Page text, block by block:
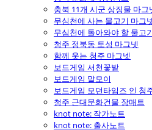
충북 11개 시군 상징물 마그
무심천에 사는 물고기 마그
무심천에 돌아와야 할 물고
청주 정북동 토성 마그넷
함께 웃는 청주 마그넷
보드게임 서천꽃밭
보드게임 말모이
보드게임 모던타임즈 인 청
청주 근대문화건물 장매트
knot note: 작가노트
knot note: 출사노트